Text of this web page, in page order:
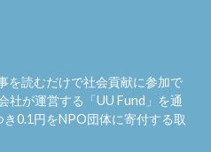
を読むだけで社会貢献に参加で
社が運営する「UU Fund 」を通
0.1円をNPO団体に寄付する取